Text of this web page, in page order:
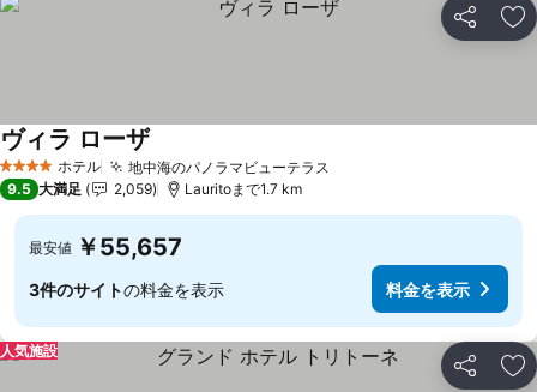
シェア お
4 ホテルのランク
ホテル 地中海のパノラマビューテラス
ヴィラ ローザ
9.5 大満足 2,059 Lauritoまで1.7 km
最安値 ￥55,657
3件のサイトの料金を表示 料金を表示
シェア お
人気施設